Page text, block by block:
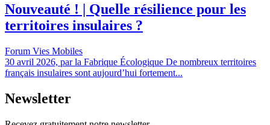
Nouveauté ! | Quelle résilience pour les
territoires insulaires ?
Forum Vies Mobiles
30 avril 2026, par la Fabrique Écologique De nombreux territoires
français insulaires sont aujourd’hui fortement...
Newsletter